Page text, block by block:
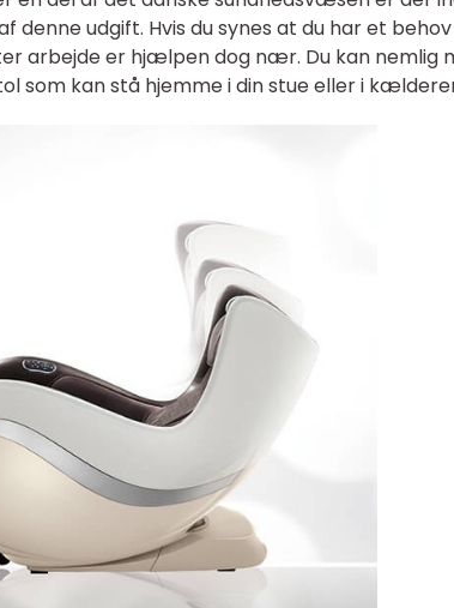
udgift. Hvis du synes at du har et
arbejde er hjælpen dog nær. Du kan nemlig
som kan stå hjemme i din stue eller i